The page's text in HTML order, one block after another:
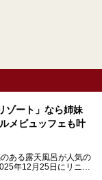
ゾート」なら姉妹
メビュッフェも叶
ある露天風呂が人気の
年12月25日にリニュ